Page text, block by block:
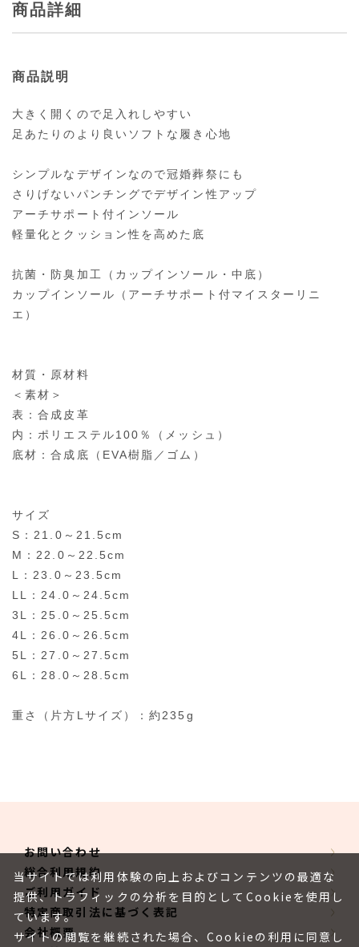
商品詳細
商品説明
大きく開くので足入れしやすい
足あたりのより良いソフトな履き心地
シンプルなデザインなので冠婚葬祭にも
さりげないパンチングでデザイン性アップ
アーチサポート付インソール
軽量化とクッション性を高めた底
抗菌・防臭加工（カップインソール・中底）
カップインソール（アーチサポート付マイスターリニ
エ）
材質・原材料
＜素材＞
表：合成皮革
内：ポリエステル100％（メッシュ）
底材：合成底（EVA樹脂／ゴム）
サイズ
S：21.0～21.5cm
M：22.0～22.5cm
L：23.0～23.5cm
LL：24.0～24.5cm
3L：25.0～25.5cm
4L：26.0～26.5cm
5L：27.0～27.5cm
6L：28.0～28.5cm
重さ（片方Lサイズ）：約235g
お問い合わせ
総合利用規約
ご利用ガイド
特定商取引法に基づく表記
会社概要
当サイトでは利用体験の向上およびコンテンツの最適な
提供、トラフィックの分析を目的としてCookieを使用し
ています。
サイトの閲覧を継続された場合、Cookieの利用に同意し